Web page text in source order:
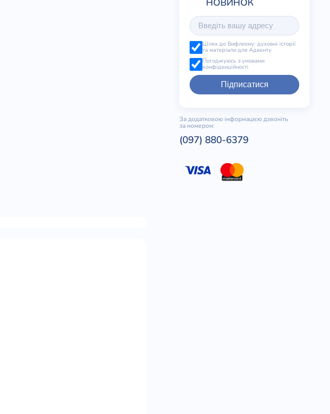
Шлях до Вифлеєму: духовні історії
та матеріали для Адвенту
Погоджуюсь з умовами
конфіденційності
Підписатися
За додатковою інформацією дзвоніть
за номером:
(097) 880-6379